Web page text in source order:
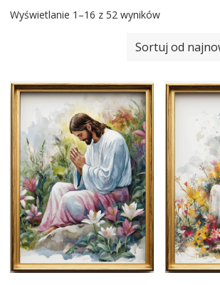
Wyświetlanie 1–16 z 52 wynikówPosortowane
najnowszych